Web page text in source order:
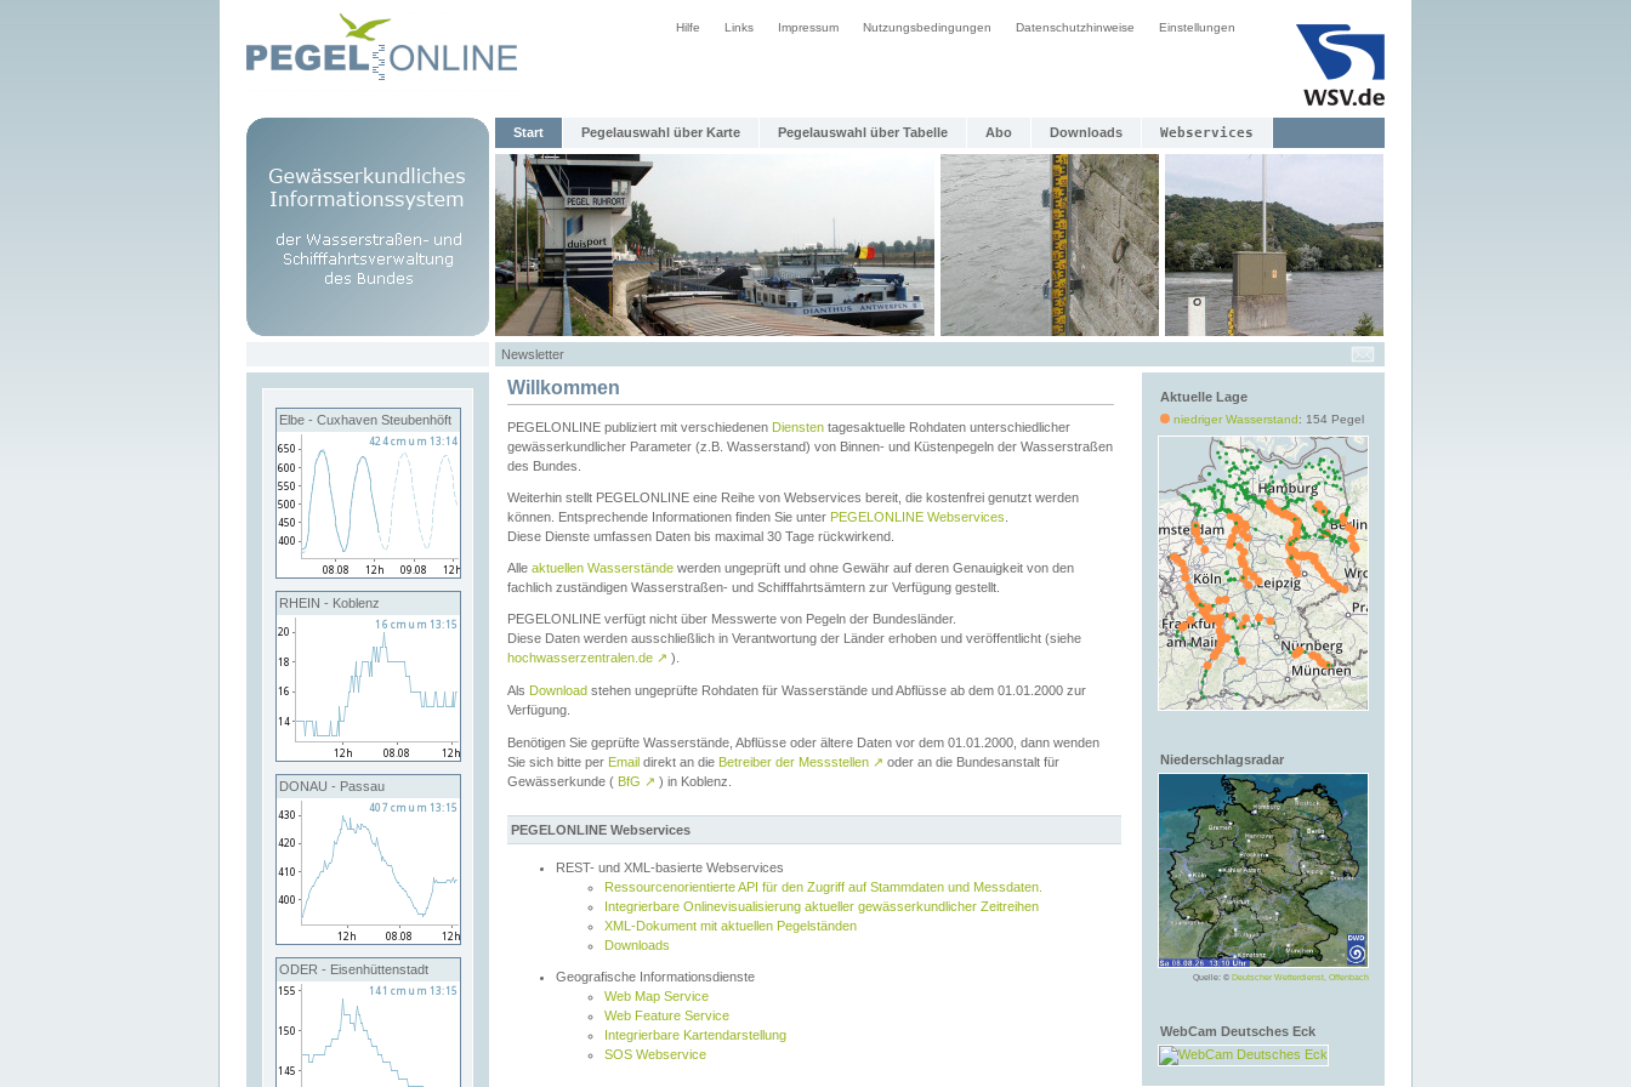
Hilfe Links Impressum Nutzungsbedingungen Datenschutzhinweise Einstellungen
Start Pegelauswahl über Karte Pegelauswahl über Tabelle Abo Downloads Webservices
Newsletter
Elbe - Cuxhaven Steubenhöft
RHEIN - Koblenz
DONAU - Passau
ODER - Eisenhüttenstadt
Aktuelle Lage
niedriger Wasserstand: 154 Pegel
Niederschlagsradar
Quelle: © Deutscher Wetterdienst, Offenbach
WebCam Deutsches Eck
Willkommen
PEGELONLINE publiziert mit verschiedenen Diensten tagesaktuelle Rohdaten unterschiedlicher
gewässerkundlicher Parameter (z.B. Wasserstand) von Binnen- und Küstenpegeln der Wasserstraßen
des Bundes.
Weiterhin stellt PEGELONLINE eine Reihe von Webservices bereit, die kostenfrei genutzt werden
können. Entsprechende Informationen finden Sie unter PEGELONLINE Webservices
Diese Dienste umfassen Daten bis maximal 30 Tage rückwirkend.
Alle aktuellen Wasserstände werden ungeprüft und ohne Gewähr auf deren Genauigkeit von den
fachlich zuständigen Wasserstraßen- und Schifffahrtsämtern zur Verfügung gestellt.
PEGELONLINE verfügt nicht über Messwerte von Pegeln der Bundesländer.
Diese Daten werden ausschließlich in Verantwortung der Länder erhoben und veröffentlicht (siehe
hochwasserzentralen.de ↗ ).
Als Download stehen ungeprüfte Rohdaten für Wasserstände und Abflüsse ab dem 01.01.2000 zur
Verfügung.
Benötigen Sie geprüfte Wasserstände, Abflüsse oder ältere Daten vor dem 01.01.2000, dann wenden
Sie sich bitte per Email direkt an die Betreiber der Messstellen ↗ oder an die Bundesanstalt für
Gewässerkunde ( BfG ↗ ) in Koblenz.
PEGELONLINE Webservices
REST- und XML-basierte Webservices
Ressourcenorientierte API für den Zugriff auf Stammdaten und Messdaten.
Integrierbare Onlinevisualisierung aktueller gewässerkundlicher Zeitreihen
XML-Dokument mit aktuellen Pegelständen
Downloads
Geografische Informationsdienste
Web Map Service
Web Feature Service
Integrierbare Kartendarstellung
SOS Webservice